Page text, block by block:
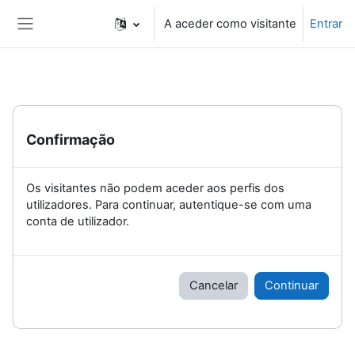
A aceder como visitante Entrar
Confirmação
Os visitantes não podem aceder aos perfis dos
utilizadores. Para continuar, autentique-se com uma
conta de utilizador.
Cancelar Continuar